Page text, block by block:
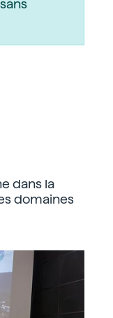
sans
dans la
domaines